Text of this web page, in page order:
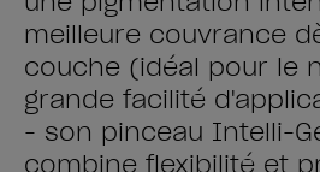
meilleure couvrance
couche (idéal pour le
grande facilité
- son pinceau Intelli-
combine flexibilité et